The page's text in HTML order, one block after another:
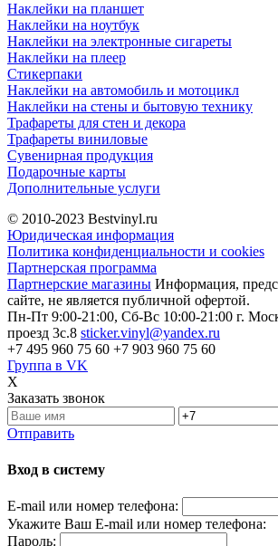
Наклейки на планшет
Наклейки на ноутбук
Наклейки на электронные сигареты
Наклейки на плеер
Стикерпаки
Наклейки на автомобиль и мотоцикл
Наклейки на стены и бытовую технику
Трафареты для стен и декора
Трафареты виниловые
Сувенирная продукция
Подарочные карты
Дополнительные услуги
© 2010-2023 Bestvinyl.ru
Юридическая информация
Политика конфиденциальности и cookies
Партнерская программа
Партнерские магазины Информация,
сайте, не является публичной офертой.
Пн-Пт 9:00-21:00, Сб-Вс 10:00-21:00 г.
проезд 3с.8 sticker.vinyl@yandex.ru
+7 495 960 75 60 +7 903 960 75 60
Группа в VK
X
Заказать звонок
Отправить
Вход в систему
E-mail или номер телефона:
Укажите Ваш E-mail или номер телефона:
Пароль: